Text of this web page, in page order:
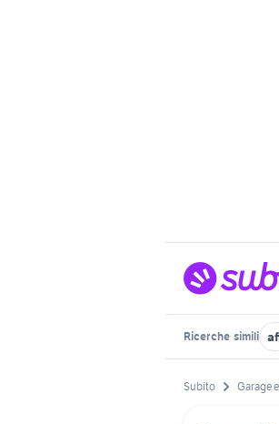
Ricerche simili
Subito Garage